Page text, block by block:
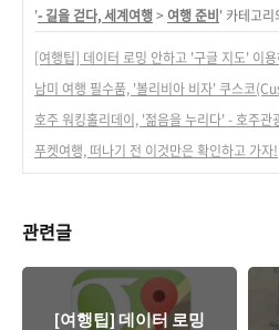
'- 길을 걷다, 세계여행> 여행 준비' 카테고리
푸켓여행, 떠나기 전 이것만은 확인하고 가자!
관련글
[여행팁] 데이터 로밍